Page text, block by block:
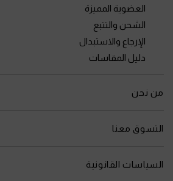
العضوية المميزة
الشحن والتتبع
الإرجاع والاستبدال
دليل المقاسات
من نحن
التسوق معنا
السياسات القانونية